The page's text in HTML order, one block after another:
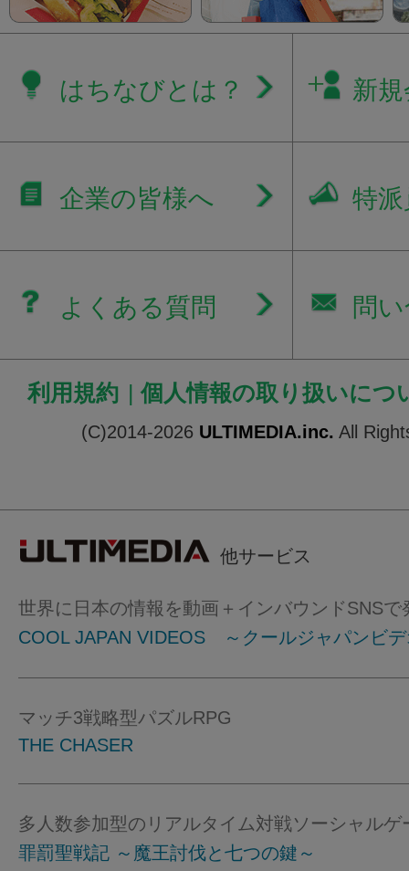
はちなびとは？ 新
企業の皆様へ 特
よくある質問 問
利用規約 | 個人情報の取り扱いにつ
(C)2014-2026 ULTIMEDIA.inc. All
他サービス
世界に日本の情報を動画＋インバウンドSNSで
COOL JAPAN VIDEOS ～クールジャパンビ
マッチ3戦略型パズルRPG
THE CHASER
多人数参加型のリアルタイム対戦ソーシャルゲ
罪罰聖戦記 ～魔王討伐と七つの鍵～